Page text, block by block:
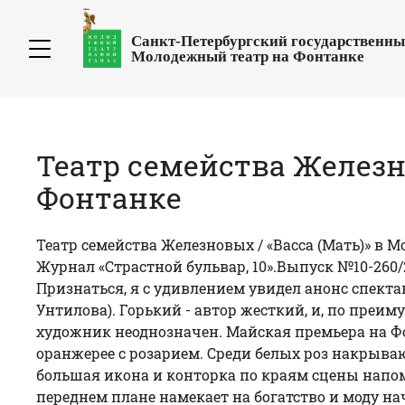
Санкт-Петербургский
Молодежный театр на Фонтанке
Театр семейства
Фонтанке
Театр семейства Железновых / «Васса (Мать)» в
Журнал «Страстной бульвар, 10».Выпуск №10-260/
Признаться, я с удивлением увидел анонс
Унтилова). Горький - автор жесткий, и, по
художник неоднозначен. Майская премьера на
оранжерее с розарием. Среди белых роз
большая икона и конторка по краям сцены
переднем плане намекает на богатство и моду